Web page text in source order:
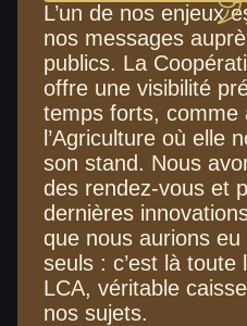
L’un de nos enjeux
nos messages
publics. La
offre une visibilité
temps forts, comme
l’Agriculture où elle
son stand. Nous
des rendez-vous et
dernières
que nous aurions
seuls : c’est là
LCA, véritable
nos sujets.